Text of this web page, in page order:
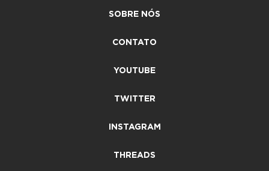
SOBRE NÓS
CONTATO
YOUTUBE
TWITTER
INSTAGRAM
THREADS